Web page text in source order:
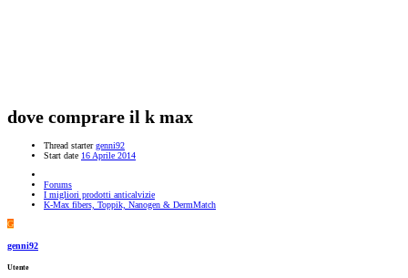
dove comprare il k max
Thread starter genni92
Start date 16 Aprile 2014
Forums
I migliori prodotti anticalvizie
K-Max fibers, Toppik, Nanogen & DermMatch
G
genni92
Utente